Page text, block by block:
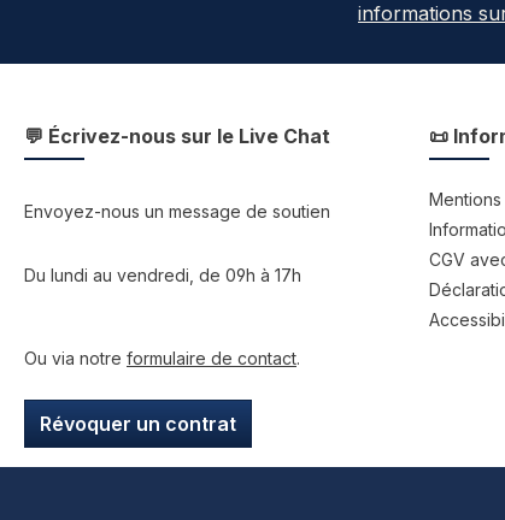
informations
💬 Écrivez-nous sur le Live Chat
Envoyez-nous un message de soutien
Du lundi au vendredi, de 09h à 17h
Ou via notre formulaire de contact.
Révoquer un contrat
📜
CGV